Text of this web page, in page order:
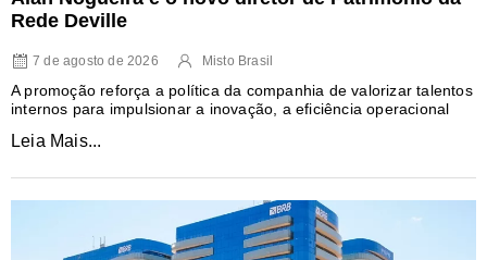
Rede Deville
7 de agosto de 2026 Misto Brasil
A promoção reforça a política da companhia de valorizar talentos
internos para impulsionar a inovação, a eficiência operacional
Leia Mais...